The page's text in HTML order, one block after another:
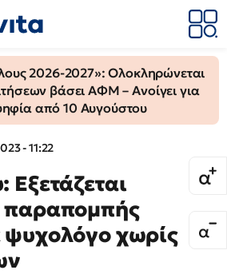
2026-2027»: Ολοκληρώνεται
βάσει ΑΦΜ – Ανοίγει για
από 10 Αυγούστου
- 11:22
Εξετάζεται
παραπομπής
χωρίς